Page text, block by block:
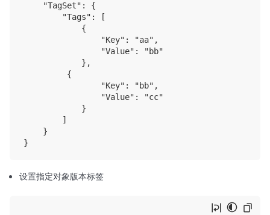
    "TagSet": {
        "Tags": [
            {
                "Key": "aa",
                "Value": "bb"
            },
         {
                "Key": "bb",
                "Value": "cc"
            }
        ]
    }
设置指定对象版本标签